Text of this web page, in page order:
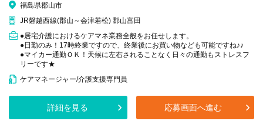
福島県郡山市
JR磐越西線(郡山～会津若松) 郡山富田
●居宅介護におけるケアマネ業務全般をお任せします。
●日勤のみ！17時終業ですので、終業後にお買い物なども可能ですね♪♪
●マイカー通勤ＯＫ！天候に左右されることなく日々の通勤もストレスフ
リーです★
ケアマネージャー/介護支援専門員
詳細を見る 応募画面へ進む